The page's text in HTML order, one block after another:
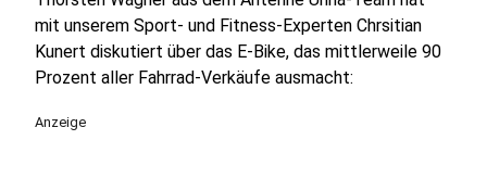
mit unserem Sport- und Fitness-Experten Chrsitian
Kunert diskutiert über das E-Bike, das mittlerweile 90
Prozent aller Fahrrad-Verkäufe ausmacht:
Anzeige